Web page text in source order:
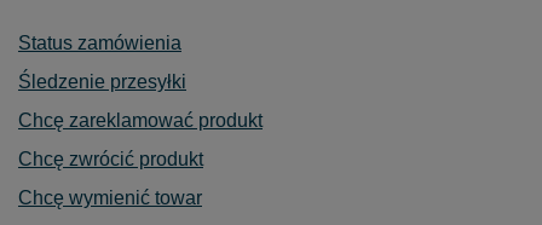
Status zamówienia
Śledzenie przesyłki
Chcę zareklamować produkt
Chcę zwrócić produkt
Chcę wymienić towar